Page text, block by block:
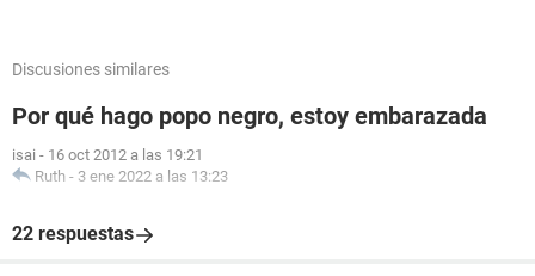
Discusiones similares
Por qué hago popo negro, estoy embarazada
isai - 16 oct 2012 a las 19:21
Ruth - 3 ene 2022 a las 13:23
22 respuestas